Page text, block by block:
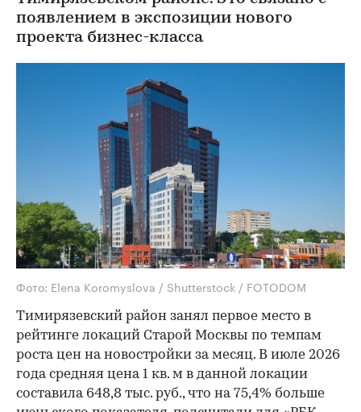
появлением в экспозиции нового
проекта бизнес-класса
Фото: Elena Koromyslova / Shutterstock / FOTODOM
Тимирязевский район занял первое место в
рейтинге локаций Старой Москвы по темпам
роста цен на новостройки за месяц. В июле 2026
года средняя цена 1 кв. м в данной локации
составила 648,8 тыс. руб., что на 75,4% больше